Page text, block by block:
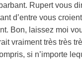
Rupert vous
d’entre vous
Bon, laissez moi
vraiment très très
si n’importe